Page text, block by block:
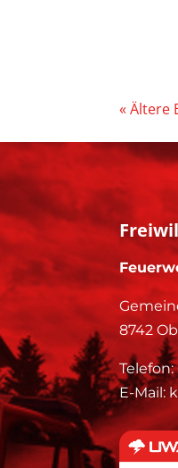
« Ältere
8742
Telefon:
E-Mail: